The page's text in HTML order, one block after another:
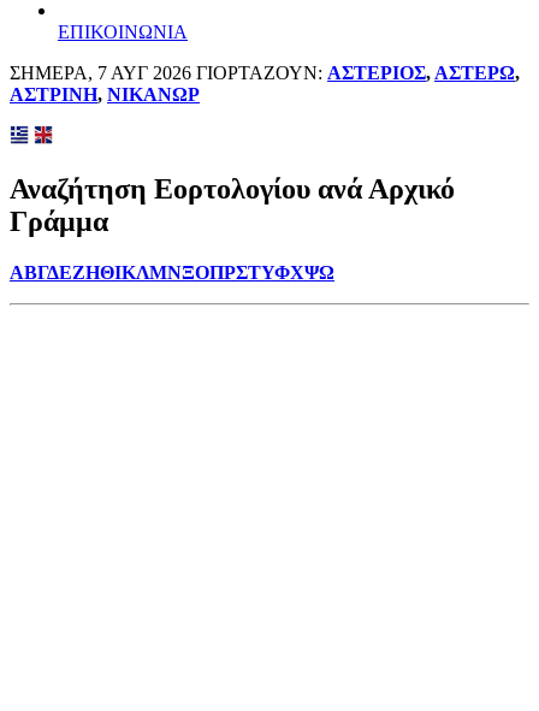
ΕΠΙΚΟΙΝΩΝΙΑ
ΣΗΜΕΡΑ, 7 ΑΥΓ 2026 ΓΙΟΡΤΑΖΟΥΝ: ΑΣΤΕΡΙΟΣ, ΑΣΤΕΡΩ,
ΑΣΤΡΙΝΗ, ΝΙΚΑΝΩΡ
Αναζήτηση Εορτολογίου ανά Αρχικό
Γράμμα
ΑΒΓΔΕΖΗΘΙΚΛΜΝΞΟΠΡΣΤΥΦΧΨΩ